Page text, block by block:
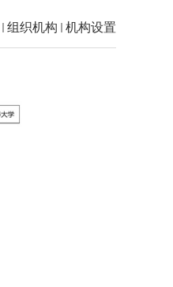
组织机构 机构设置